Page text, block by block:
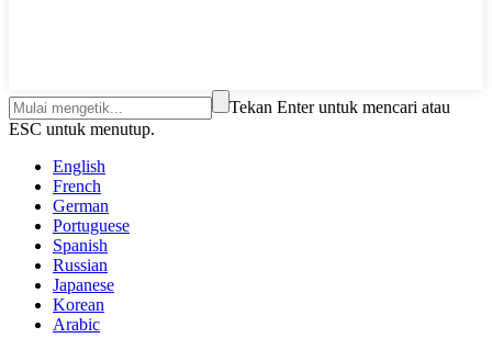
Tekan Enter untuk mencari atau
ESC untuk menutup.
English
French
German
Portuguese
Spanish
Russian
Japanese
Korean
Arabic